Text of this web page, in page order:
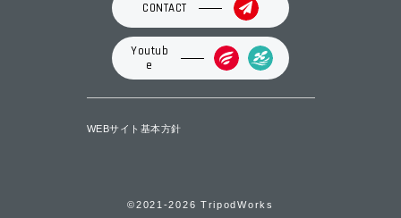
CONTACT
Youtub
e
WEBサイト基本方針
©2021-2026 TripodWorks